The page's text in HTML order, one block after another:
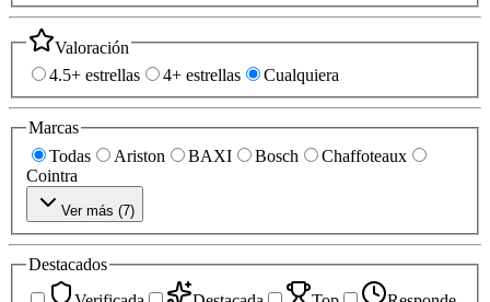
Valoración
4.5+ estrellas
4+ estrellas Cualquiera
Marcas
Todas
Ariston BAXI Bosch
Chaffoteaux
Cointra
Ver más (7)
Destacados